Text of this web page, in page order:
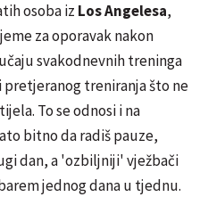
osoba iz Los Angelesa,
za oporavak nakon
svakodnevnih treninga
i pretjeranog treniranja što ne
To se odnosi i na
bitno da radiš pauze,
dan, a 'ozbiljniji' vježbači
jednog dana u tjednu.